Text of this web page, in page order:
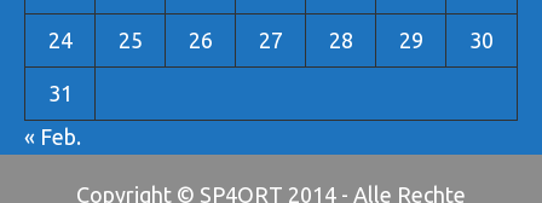
24 25 26 27 28 29 30
31
« Feb.
Copyright © SP4ORT 2014 - Alle Rechte